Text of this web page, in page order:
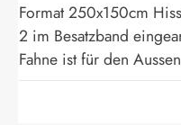
Format 250x150cm
2 im Besatzband
Fahne ist für den